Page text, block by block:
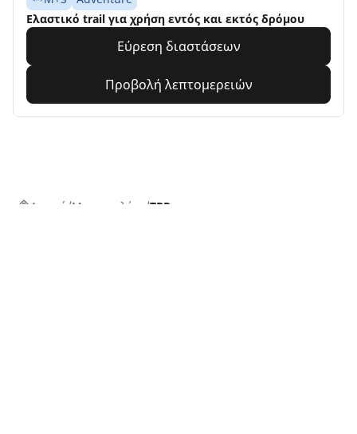
Ελαστικό trail για χρήση εντός και εκτός δρόμου
Εύρεση διαστάσεων
Προβολή λεπτομερειών
Αρχική Μοτοσυκλέτα TRP